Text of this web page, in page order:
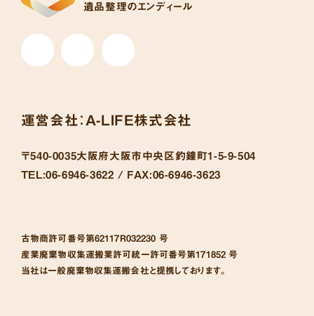
遺品整理のエンディール
運営会社： A-LIFE株式会社
〒540-0035大阪府大阪市中央区釣鐘町1-5-9-504
TEL:06-6946-3622 / FAX:06-6946-3623
古物商許可番号第62117R032230 号
産業廃棄物収集運搬業許可統一許可番号第171852 号
当社は一般廃棄物収集運搬会社と提携しております。